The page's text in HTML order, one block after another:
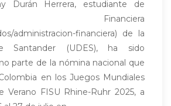
Durán Herrera, estudiante de
Financiera
administracion-financiera) de la
Santander (UDES), ha sido
parte de la nómina nacional que
en los Juegos Mundiales
Verano FISU Rhine-Ruhr 2025, a